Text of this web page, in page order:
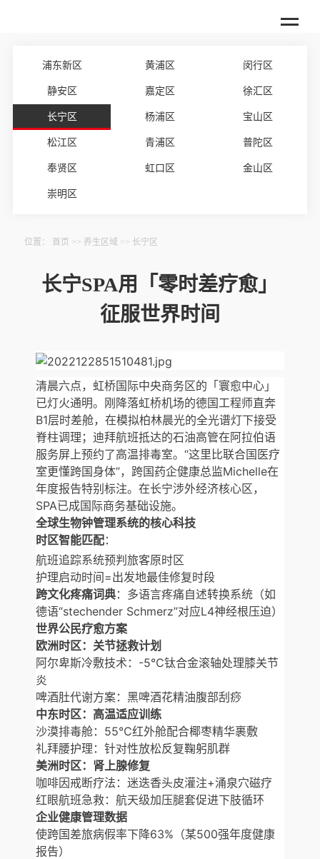
浦东新区 黄浦区 闵行区
静安区 嘉定区 徐汇区
长宁区 杨浦区 宝山区
松江区 青浦区 普陀区
奉贤区 虹口区 金山区
崇明区
位置： 首页 >> 养生区域 >> 长宁区
长宁SPA用「零时差疗愈」
征服世界时间
清晨六点，虹桥国际中央商务区的「寰愈中心」
已灯火通明。刚降落虹桥机场的德国工程师直奔
B1层时差舱，在模拟柏林晨光的全光谱灯下接受
脊柱调理；迪拜航班抵达的石油高管在阿拉伯语
服务屏上预约了高温排毒室。“这里比联合国医疗
室更懂跨国身体”，跨国药企健康总监Michelle在
年度报告特别标注。在长宁涉外经济核心区，
SPA已成国际商务基础设施。
全球生物钟管理系统的核心科技
时区智能匹配：
航班追踪系统预判旅客原时区
护理启动时间=出发地最佳修复时段
跨文化疼痛词典：多语言疼痛自述转换系统（如
德语“stechender Schmerz”对应L4神经根压迫）
世界公民疗愈方案
欧洲时区：关节拯救计划
阿尔卑斯冷敷技术：-5℃钛合金滚轴处理膝关节
炎
啤酒肚代谢方案：黑啤酒花精油腹部刮痧
中东时区：高温适应训练
沙漠排毒舱：55℃红外舱配合椰枣精华裹敷
礼拜腰护理：针对性放松反复鞠躬肌群
美洲时区：肾上腺修复
咖啡因戒断疗法：迷迭香头皮灌注+涌泉穴磁疗
红眼航班急救：航天级加压腿套促进下肢循环
企业健康管理数据
使跨国差旅病假率下降63%（某500强年度健康
报告）